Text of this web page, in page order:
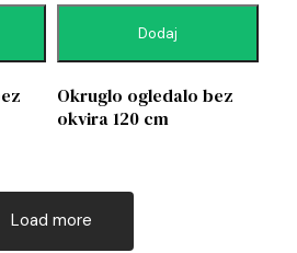
Dodaj
Okruglo ogledalo bez
okvira 120 cm
Load more